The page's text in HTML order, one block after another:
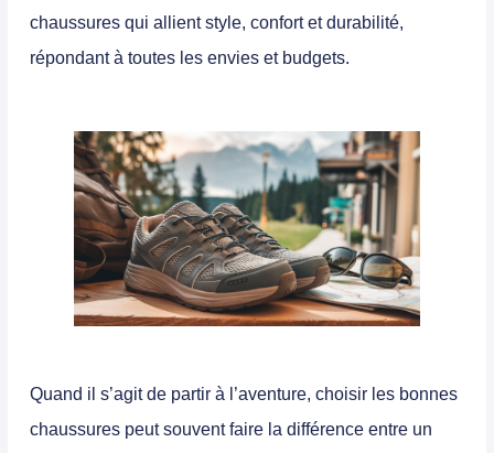
chaussures qui allientstyle, confortetdurabilité,
répondant à toutes les envies et budgets.
Quand il s’agit de partir à l’aventure, choisir les bonnes
chaussures peut souvent faire la différence entre un